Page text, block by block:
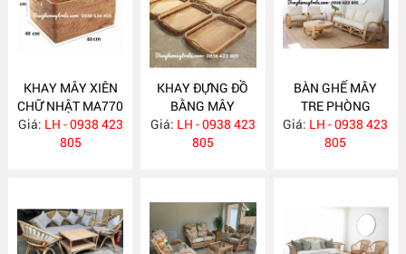
KHAY MÂY XIÊN
CHỮ NHẬT MA770
Giá: LH - 0938 423
805
KHAY ĐỰNG ĐỒ
BẰNG MÂY
MA769
Giá: LH - 0938 423
805
BÀN GHẾ MÂY
TRE PHÒNG
KHÁCH MA764
Giá: LH - 0938 423
805